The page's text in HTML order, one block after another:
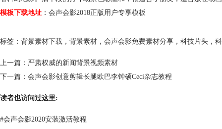
模板下载地址 ： 会声会影2018正版用户专享模板
标签： 背景素材下载 ， 背景素材 ， 会声会影免费素材分享 ， 科技片头 ，
上一篇： 严肃权威的新闻背景视频素材
下一篇： 会声会影创意剪辑长腿欧巴李钟硕Ceci杂志教程
读者也访问过这里:
#会声会影2020安装激活教程